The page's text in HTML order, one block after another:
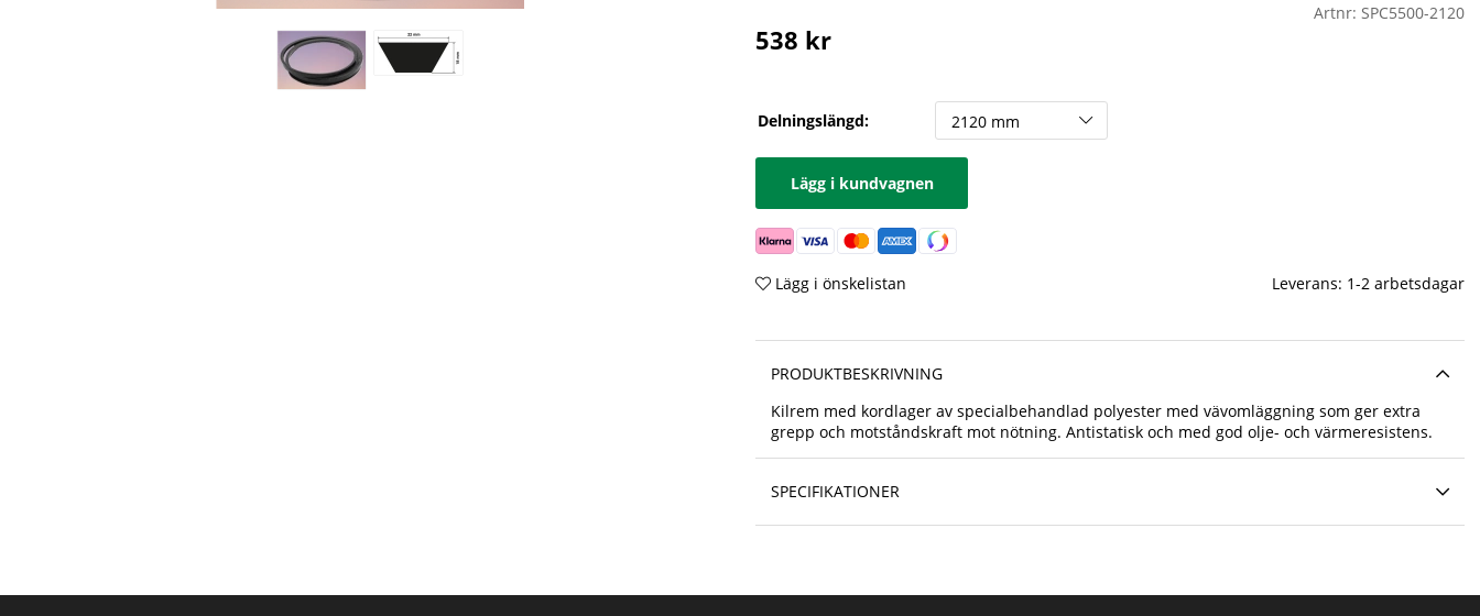
Artnr: SPC5500-2120
538 kr
Delningslängd:
Lägg i kundvagnen
Lägg i önskelistan Leverans: 1-2 arbetsdagar
PRODUKTBESKRIVNING
Kilrem med kordlager av specialbehandlad polyester med vävomläggning som ger extra
grepp och motståndskraft mot nötning. Antistatisk och med god olje- och värmeresistens.
SPECIFIKATIONER